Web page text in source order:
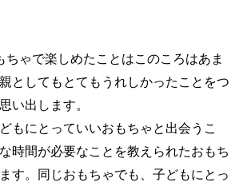
ちゃで楽しめたことはこのころはあま
としてもとてもうれしかったことをつ
い出します。
もにとっていいおもちゃと出会うこ
時間が必要なことを教えられたおもち
す。同じおもちゃでも、子どもにとっ